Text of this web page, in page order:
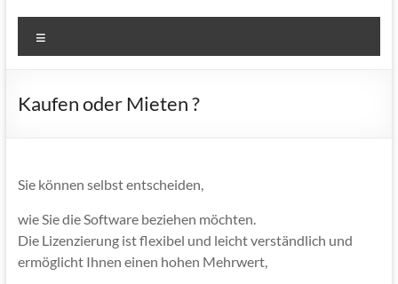
Kaufen oder Mieten ?
Sie können selbst entscheiden,
wie Sie die Software beziehen möchten.
Die Lizenzierung ist flexibel und leicht verständlich und
ermöglicht Ihnen einen hohen Mehrwert,